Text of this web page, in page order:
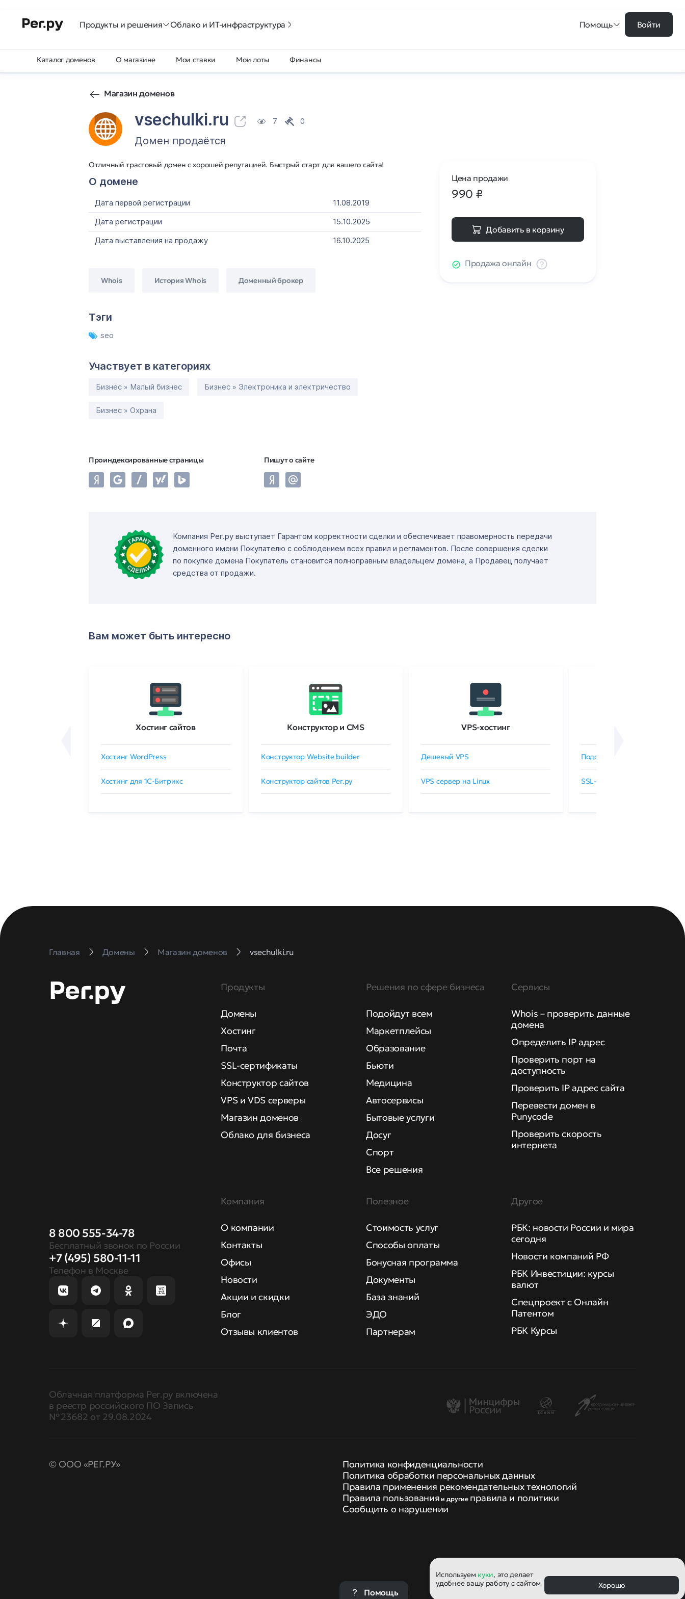
Продукты и решения Облако и ИТ-инфраструктура Помощь Войти
Каталог доменов О магазине Мои ставки Мои лоты Финансы
Магазин доменов
vsechulki.ru 7 0
Домен продаётся
Отличный трастовый домен с хорошей репутацией. Быстрый старт для вашего сайта!
О домене
Дата первой регистрации
11.08.2019
Дата регистрации
15.10.2025
Дата выставления на продажу
16.10.2025
Whois История Whois Доменный брокер
Тэги
seo
Участвует в категориях
Бизнес » Малый бизнес Бизнес » Электроника и электричество
Бизнес » Охрана
Проиндексированные страницы Пишут о сайте
Цена продажи
990 ₽
Добавить в корзину
Продажа онлайн
Компания Рег.ру выступает Гарантом корректности сделки и обеспечивает правомерность передачи
доменного имени Покупателю с соблюдением всех правил и регламентов. После совершения сделки
по покупке домена Покупатель становится полноправным владельцем домена, а Продавец получает
средства от продажи.
Вам может быть интересно
Хостинг сайтов
Хостинг WordPress
Хостинг для 1C-Битрикс
Конструктор и CMS
Конструктор Website builder
Конструктор сайтов Рег.ру
VPS-хостинг
Дешевый VPS
VPS сервер на Linux
Подобрать SSL-сертификат
SSL-сертификаты GlobalSign
Главная Домены Магазин доменов vsechulki.ru
8 800 555-34-78
Бесплатный звонок по России
+7 (495) 580-11-11
Телефон в Москве
Продукты
Домены
Хостинг
Почта
SSL-сертификаты
Конструктор сайтов
VPS и VDS серверы
Магазин доменов
Облако для бизнеса
Решения по сфере бизнеса
Подойдут всем
Маркетплейсы
Образование
Бьюти
Медицина
Автосервисы
Бытовые услуги
Досуг
Спорт
Все решения
Сервисы
Whois – проверить данные
домена
Определить IP адрес
Проверить порт на
доступность
Проверить IP адрес сайта
Перевести домен в
Punycode
Проверить скорость
интернета
Компания
О компании
Контакты
Офисы
Новости
Акции и скидки
Блог
Отзывы клиентов
Полезное
Стоимость услуг
Способы оплаты
Бонусная программа
Документы
База знаний
ЭДО
Партнерам
Другое
РБК: новости России и мира
сегодня
Новости компаний РФ
РБК Инвестиции: курсы
валют
Спецпроект с Онлайн
Патентом
РБК Курсы
Облачная платформа Рег.ру включена
в реестр российского ПО Запись
№ 23682 от 29.08.2024
© ООО «РЕГ.РУ»
Политика конфиденциальности
Политика обработки персональных данных
Правила применения рекомендательных технологий
Правила пользования и другие правила и политики
Сообщить о нарушении
Используем куки, это делает
удобнее вашу работу с сайтом
Хорошо
Помощь